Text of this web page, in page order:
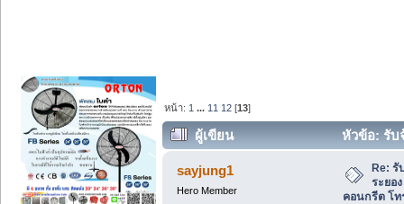
หน้า: 1 ... 11 12 [13]
ผู้เขียน
หัวข้อ: รับ
คอนกรีต โทร 089-6616557. นนท์. (อ่าน
sayjung1
Hero Member
Re:
ระยอ
คอนกรีต โท